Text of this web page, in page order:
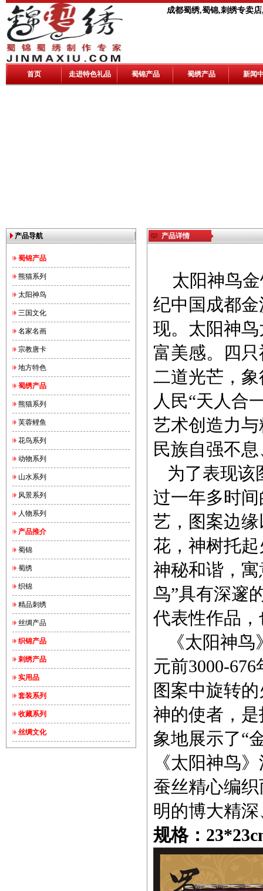
成都蜀绣,蜀锦,刺绣专卖
首页 走进特色礼品 蜀锦产品 蜀绣产品 新闻
产品导航
蜀锦产品
熊猫系列
太阳神鸟
三国文化
名家名画
宗教唐卡
地方特色
蜀绣产品
熊猫系列
芙蓉鲤鱼
花鸟系列
动物系列
山水系列
风景系列
人物系列
产品推介
蜀锦
蜀绣
织锦
精品刺绣
丝绸产品
织锦产品
刺绣产品
实用品
套装系列
收藏系列
丝绸文化
产品详情
太阳神鸟金
纪中国成都金
现。太阳神
富美感。四
二道光芒，
人民“天人合
艺术创造力
民族自强不
为了表现该
过一年多时
艺，图案边
花，神树托
神秘和谐，
鸟”具有深邃
代表性作品
《太阳神鸟
元前3000-
图案中旋转
神的使者，
象地展示了“
《太阳神鸟
蚕丝精心编
明的博大精
规格：